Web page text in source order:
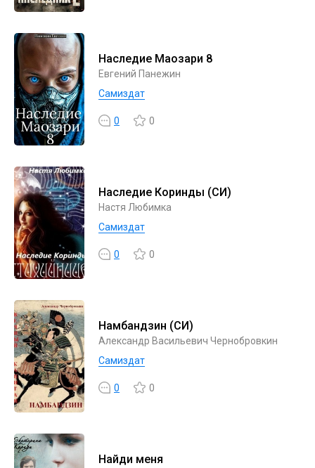
Наследие Маозари 8
Евгений Панежин
Самиздат
0 0
Наследие Коринды (СИ)
Настя Любимка
Самиздат
0 0
Намбандзин (СИ)
Александр Васильевич Чернобровкин
Самиздат
0 0
Найди меня